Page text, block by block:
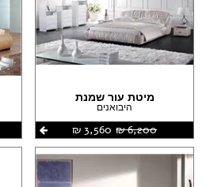
(1)
(1)
מיטת עור שמנת
היבואנים
6,200 ‏₪
3,560 ‏₪